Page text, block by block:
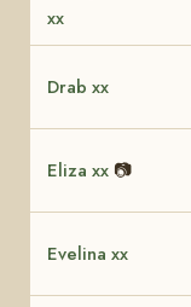
xx
Drab xx
Eliza xx 📷
Evelina xx